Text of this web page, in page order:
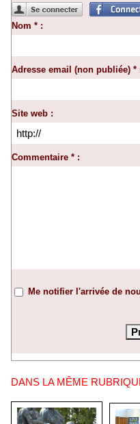
Nom * :
Adresse email (non publiée) *
Site web :
Commentaire * :
Me notifier l'arrivée de
DANS LA MÊME